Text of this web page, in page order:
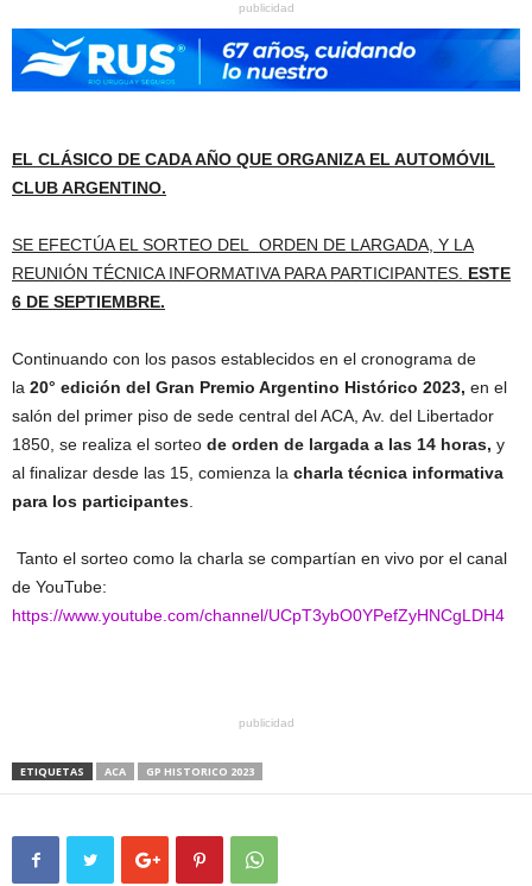
publicidad
EL CLÁSICO DE CADA AÑO QUE ORGANIZA EL AUTOMÓVIL
CLUB ARGENTINO.
SE EFECTÚA EL SORTEO DEL ORDEN DE LARGADA, Y LA
REUNIÓN TÉCNICA INFORMATIVA PARA PARTICIPANTES. ESTE
6 DE SEPTIEMBRE.
Continuando con los pasos establecidos en el cronograma de
la 20° edición del Gran Premio Argentino Histórico 2023, en el
salón del primer piso de sede central del ACA, Av. del Libertador
1850, se realiza el sorteo de orden de largada a las 14 horas, y
al finalizar desde las 15, comienza la charla técnica informativa
para los participantes
Tanto el sorteo como la charla se compartían en vivo por el canal
de YouTube:
https://www.youtube.com/channel/UCpT3ybO0YPefZyHNCgLDH4
publicidad
ETIQUETAS ACA GP HISTORICO 2023